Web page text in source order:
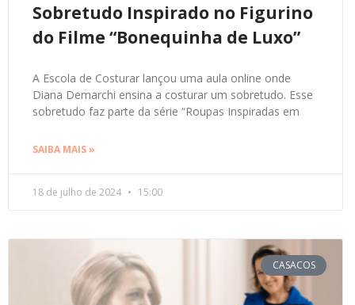
Sobretudo Inspirado no Figurino
do Filme “Bonequinha de Luxo”
A Escola de Costurar lançou uma aula online onde
Diana Demarchi ensina a costurar um sobretudo. Esse
sobretudo faz parte da série “Roupas Inspiradas em
SAIBA MAIS »
18 de julho de 2024 15:00
CASACOS